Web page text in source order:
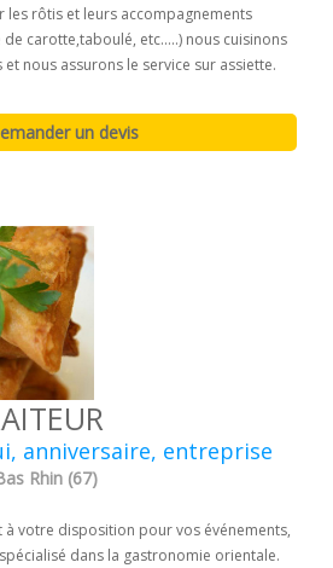
rôtis et leurs accompagnements
carotte,taboulé, etc.....) nous cuisinons
nous assurons le service sur assiette.
anniversaire, entreprise
Rhin (67)
à votre disposition pour vos événements,
dans la gastronomie orientale.